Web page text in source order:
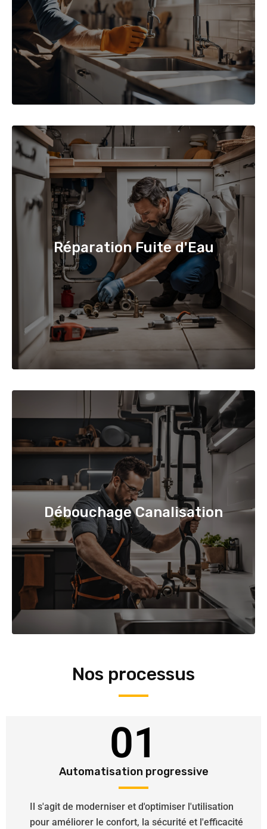
Réparation Fuite d'Eau
Débouchage Canalisation
Nos processus
01
Automatisation progressive
Il s'agit de moderniser et d'optimiser l'utilisation
pour améliorer le confort, la sécurité et l'efficacité